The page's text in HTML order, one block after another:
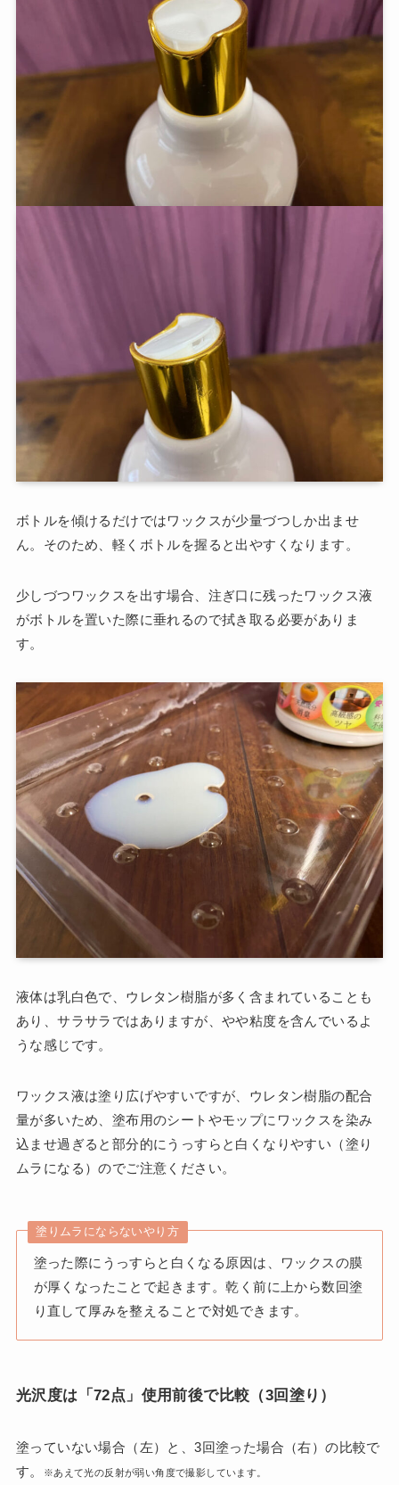
ボトルを傾けるだけではワックスが少量づつしか出ませ
ん。そのため、軽くボトルを握ると出やすくなります。
少しづつワックスを出す場合、注ぎ口に残ったワックス液
がボトルを置いた際に垂れるので拭き取る必要がありま
す。
液体は乳白色で、ウレタン樹脂が多く含まれていることも
あり、サラサラではありますが、やや粘度を含んでいるよ
うな感じです。
ワックス液は塗り広げやすいですが、ウレタン樹脂の配合
量が多いため、塗布用のシートやモップにワックスを染み
込ませ過ぎると部分的にうっすらと白くなりやすい（塗り
ムラになる）のでご注意ください。
塗りムラにならないやり方
塗った際にうっすらと白くなる原因は、ワックスの膜
が厚くなったことで起きます。乾く前に上から数回塗
り直して厚みを整えることで対処できます。
光沢度は「72点」使用前後で比較（3回塗り）
塗っていない場合（左）と、3回塗った場合（右）の比較で
す。
※あえて光の反射が弱い角度で撮影しています。